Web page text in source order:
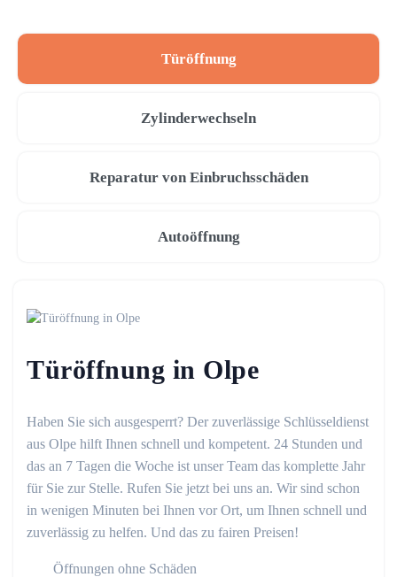
Türöffnung
Zylinderwechseln
Reparatur von Einbruchsschäden
Autoöffnung
Türöffnung in Olpe
Haben Sie sich ausgesperrt? Der zuverlässige Schlüsseldienst
aus Olpe hilft Ihnen schnell und kompetent. 24 Stunden und
das an 7 Tagen die Woche ist unser Team das komplette Jahr
für Sie zur Stelle. Rufen Sie jetzt bei uns an. Wir sind schon
in wenigen Minuten bei Ihnen vor Ort, um Ihnen schnell und
zuverlässig zu helfen. Und das zu fairen Preisen!
Öffnungen ohne Schäden